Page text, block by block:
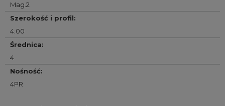
Mag.2
Szerokość i profil:
4.00
Średnica:
4
Nośność:
4PR